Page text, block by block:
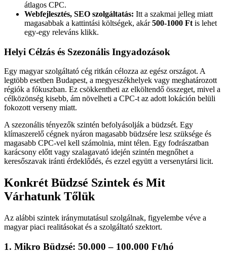
átlagos CPC.
Webfejlesztés, SEO szolgáltatás: Itt a szakmai jelleg miatt
magasabbak a kattintási költségek, akár500-1000 Ft is lehet
egy-egy releváns klikk.
Helyi Célzás és Szezonális Ingyadozások
Egy magyar szolgáltató cég ritkán célozza az egész országot. A
legtöbb esetben Budapest, a megyeszékhelyek vagy meghatározott
régiók a fókuszban. Ez csökkentheti az elköltendő összeget, mivel a
célközönség kisebb, ám növelheti a CPC-t az adott lokáción belüli
fokozott verseny miatt.
A szezonális tényezők szintén befolyásolják a büdzsét. Egy
klímaszerelő cégnek nyáron magasabb büdzsére lesz szüksége és
magasabb CPC-vel kell számolnia, mint télen. Egy fodrászatban
karácsony előtt vagy szalagavató idején szintén megnőhet a
keresőszavak iránti érdeklődés, és ezzel együtt a versenytársi licit.
Konkrét Büdzsé Szintek és Mit
Várhatunk Tőlük
Az alábbi szintek iránymutatásul szolgálnak, figyelembe véve a
magyar piaci realitásokat és a szolgáltató szektort.
1. Mikro Büdzsé: 50.000 – 100.000 Ft/hó